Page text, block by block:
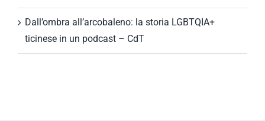
Dall’ombra all’arcobaleno: la storia LGBTQIA+
ticinese in un podcast – CdT